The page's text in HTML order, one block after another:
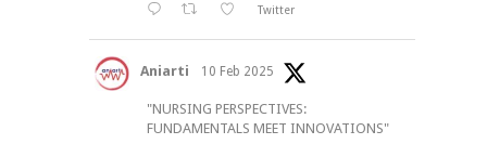
Twitter
Aniarti 10 Feb 2025
"NURSING PERSPECTIVES:
FUNDAMENTALS MEET INNOVATIONS"